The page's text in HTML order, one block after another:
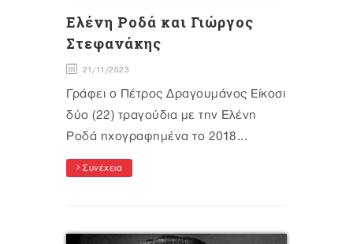
Eλένη Ροδά και Γιώργος
Στεφανάκης
21/11/2023
Γράφει ο Πέτρος Δραγουμάνος Είκοσι
δύο (22) τραγούδια με την Ελένη
Ροδά ηχογραφημένα το 2018...
Συνέχεια